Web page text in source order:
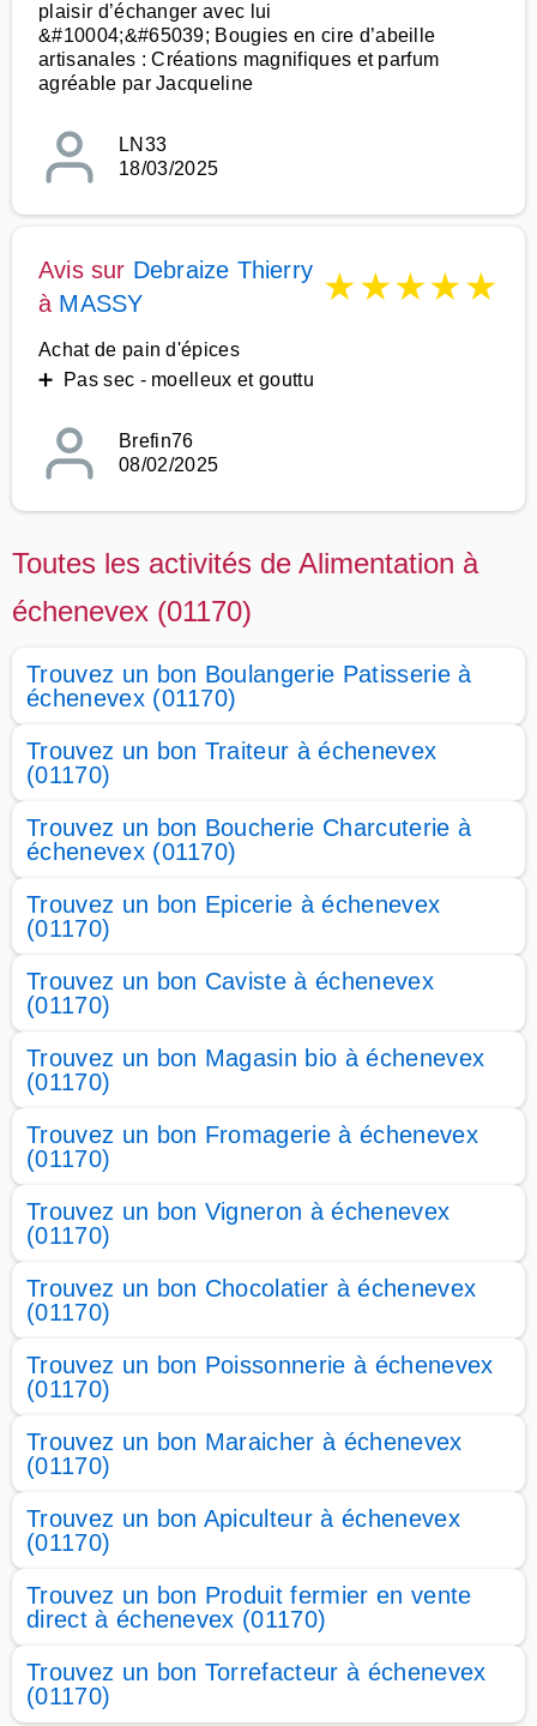
plaisir d’échanger avec lui
&#10004;&#65039; Bougies en cire d’abeille
artisanales : Créations magnifiques et parfum
agréable par Jacqueline
LN33
18/03/2025
Avis sur Debraize Thierry
à MASSY ★★★★★
Achat de pain d'épices
➕ Pas sec - moelleux et gouttu
Brefin76
08/02/2025
Toutes les activités de Alimentation à
échenevex (01170)
Trouvez un bon Boulangerie Patisserie à
échenevex (01170)
Trouvez un bon Traiteur à échenevex
(01170)
Trouvez un bon Boucherie Charcuterie à
échenevex (01170)
Trouvez un bon Epicerie à échenevex
(01170)
Trouvez un bon Caviste à échenevex
(01170)
Trouvez un bon Magasin bio à échenevex
(01170)
Trouvez un bon Fromagerie à échenevex
(01170)
Trouvez un bon Vigneron à échenevex
(01170)
Trouvez un bon Chocolatier à échenevex
(01170)
Trouvez un bon Poissonnerie à échenevex
(01170)
Trouvez un bon Maraicher à échenevex
(01170)
Trouvez un bon Apiculteur à échenevex
(01170)
Trouvez un bon Produit fermier en vente
direct à échenevex (01170)
Trouvez un bon Torrefacteur à échenevex
(01170)